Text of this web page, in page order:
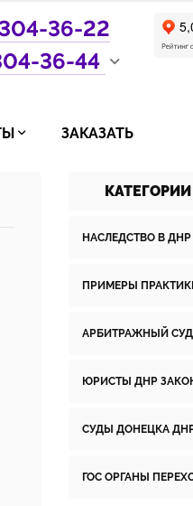
36-22
36-44
ЗАКАЗАТЬ
НАСЛЕДСТВО В ДНР
ПРИМЕРЫ
АРБИТРАЖНЫЙ
ЮРИСТЫ ДНР
СУДЫ ДОНЕЦКА
ГОС ОРГАНЫ